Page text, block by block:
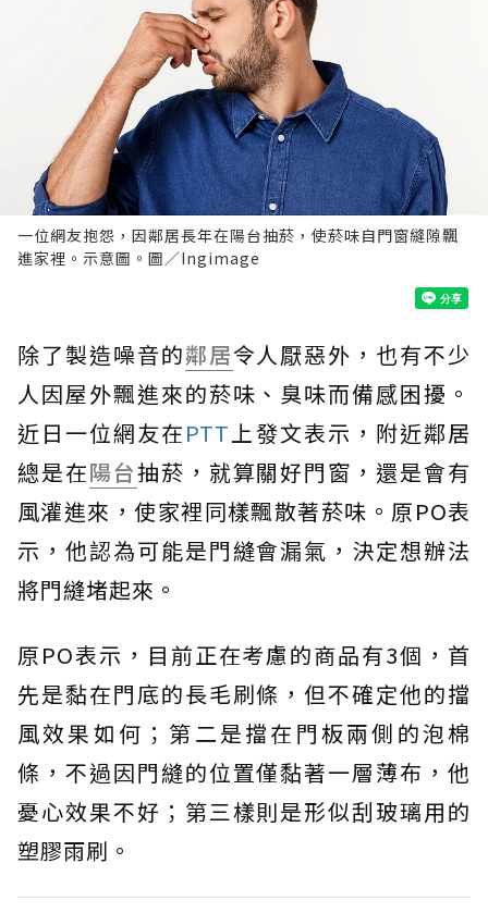
一位網友抱怨，因鄰居長年在陽台抽菸，使菸味自門窗縫隙飄
進家裡。示意圖。圖／Ingimage
除了製造噪音的鄰居令人厭惡外，也有不少
人因屋外飄進來的菸味、臭味而備感困擾。
近日一位網友在PTT 上發文表示，附近鄰居
總是在陽台抽菸，就算關好門窗，還是會有
風灌進來，使家裡同樣飄散著菸味。原PO表
示，他認為可能是門縫會漏氣，決定想辦法
將門縫堵起來。
原PO表示，目前正在考慮的商品有3個，首
先是黏在門底的長毛刷條，但不確定他的擋
風效果如何；第二是擋在門板兩側的泡棉
條，不過因門縫的位置僅黏著一層薄布，他
憂心效果不好；第三樣則是形似刮玻璃用的
塑膠雨刷。